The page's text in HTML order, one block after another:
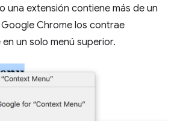
una extensión contiene más de un
Chrome los contrae
un solo menú superior.